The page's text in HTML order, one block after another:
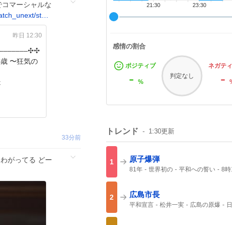
マーシャルな
st…
昨日 12:30
33分前
がってる どー
23:30
21:30
感情の割合
ポジティブ
- %
判定なし
ネガテ
-
トレンド 1:30更新
1 原子爆弾
81年 世界初の 平和への誓い
8
2 広島市長
平和宣言 松井一実 広島の原爆